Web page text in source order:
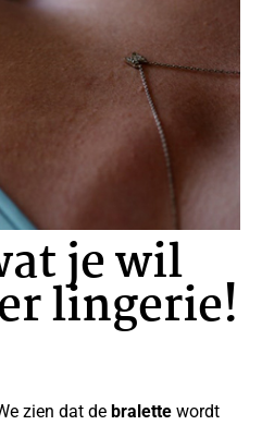
je wil
lingerie!
zien dat de bralette wordt